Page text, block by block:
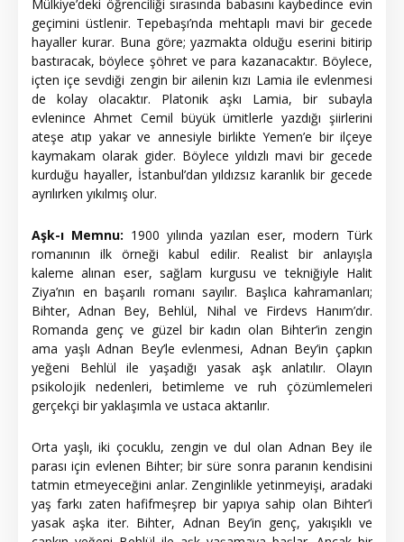
Mülkiye’deki öğrenciliği sırasında babasını kaybedince evin
geçimini üstlenir. Tepebaşı’nda mehtaplı mavi bir gecede
hayaller kurar. Buna göre; yazmakta olduğu eserini bitirip
bastıracak, böylece şöhret ve para kazanacaktır. Böylece,
içten içe sevdiği zengin bir ailenin kızı Lamia ile evlenmesi
de kolay olacaktır. Platonik aşkı Lamia, bir subayla
evlenince Ahmet Cemil büyük ümitlerle yazdığı şiirlerini
ateşe atıp yakar ve annesiyle birlikte Yemen’e bir ilçeye
kaymakam olarak gider. Böylece yıldızlı mavi bir gecede
kurduğu hayaller, İstanbul’dan yıldızsız karanlık bir gecede
ayrılırken yıkılmış olur.
Aşk-ı Memnu: 1900 yılında yazılan eser, modern Türk
romanının ilk örneği kabul edilir. Realist bir anlayışla
kaleme alınan eser, sağlam kurgusu ve tekniğiyle Halit
Ziya’nın en başarılı romanı sayılır. Başlıca kahramanları;
Bihter, Adnan Bey, Behlül, Nihal ve Firdevs Hanım’dır.
Romanda genç ve güzel bir kadın olan Bihter’in zengin
ama yaşlı Adnan Bey’le evlenmesi, Adnan Bey’in çapkın
yeğeni Behlül ile yaşadığı yasak aşk anlatılır. Olayın
psikolojik nedenleri, betimleme ve ruh çözümlemeleri
gerçekçi bir yaklaşımla ve ustaca aktarılır.
Orta yaşlı, iki çocuklu, zengin ve dul olan Adnan Bey ile
parası için evlenen Bihter; bir süre sonra paranın kendisini
tatmin etmeyeceğini anlar. Zenginlikle yetinmeyişi, aradaki
yaş farkı zaten hafifmeşrep bir yapıya sahip olan Bihter’i
yasak aşka iter. Bihter, Adnan Bey’in genç, yakışıklı ve